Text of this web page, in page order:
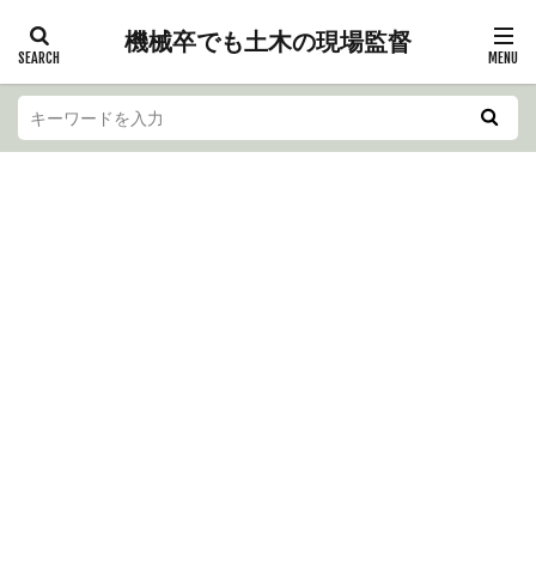
機械卒でも土木の現場監督